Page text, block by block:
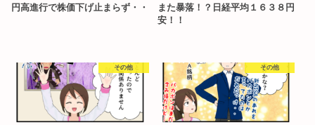
円高進行で株価下げ止まらず・・
また暴落！？日経平均１６３８円
安！！
その他 その他